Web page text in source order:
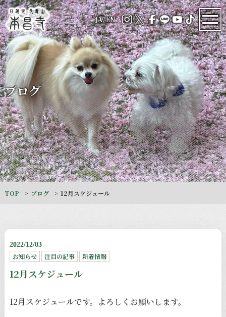
JA/EN
ブログ
TOP ブログ 12月スケジュール
2022/12/03
お知らせ 注目の記事 新着情報
12月スケジュール
12月スケジュールです。よろしくお願いします。